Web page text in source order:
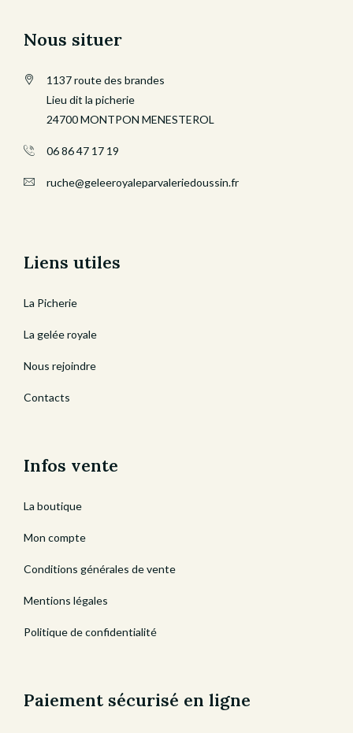
Nous situer
1137 route des brandes
Lieu dit la picherie
24700 MONTPON MENESTEROL
06 86 47 17 19
ruche@geleeroyaleparvaleriedoussin.fr
Liens utiles
La Picherie
La gelée royale
Nous rejoindre
Contacts
Infos vente
La boutique
Mon compte
Conditions générales de vente
Mentions légales
Politique de confidentialité
Paiement sécurisé en ligne